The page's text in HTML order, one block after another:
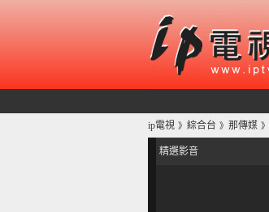
ip電視 》 綜合台 》 那傳媒 》
精選影音